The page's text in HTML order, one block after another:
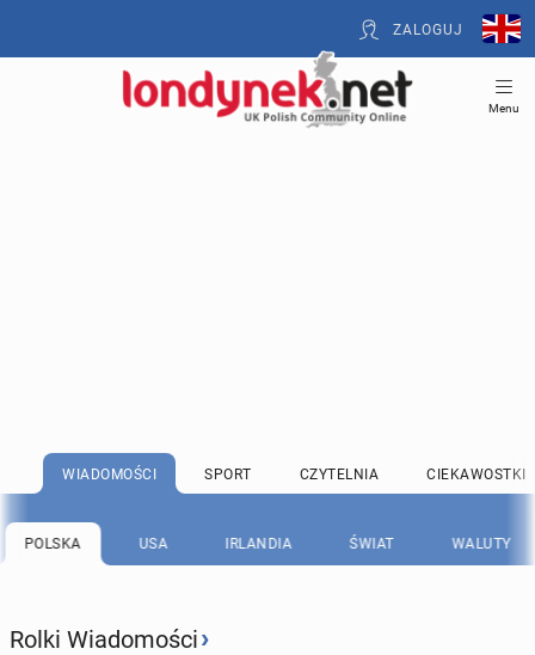
ZALOGUJ
Menu
WIADOMOŚCI SPORT CZYTELNIA CIEKAWOSTKI
POLSKA USA IRLANDIA ŚWIAT WALUTY
Rolki Wiadomości›